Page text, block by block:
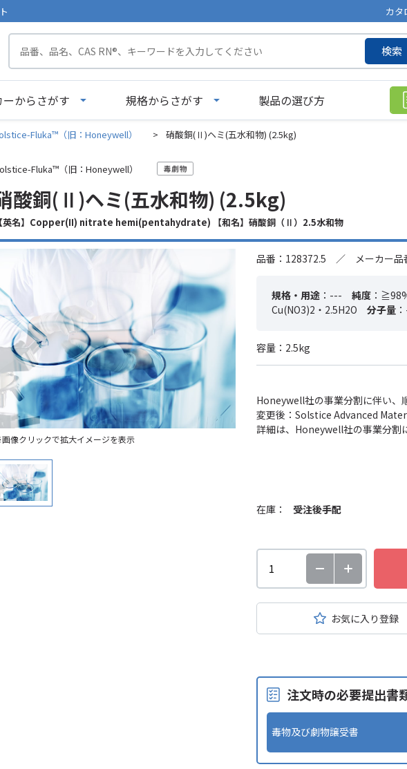
カタ
検索
ーからさがす 規格からさがす 製品の選び方
Fluka™（旧：Honeywell） > 硝酸銅(Ⅱ)ヘミ(五水和物) (2.5kg)
Fluka™（旧：Honeywell）
酸銅(Ⅱ)ヘミ(五水和物) (2.5kg)
【英名】Copper(II) nitrate hemi(pentahydrate) 【和名】硝酸銅（Ⅱ）2.5水和物
像クリックで拡大イメージを表示
品番：128372.5 ／ メーカー品
規格・用途 ：--- 純度 ：
Cu(NO3)2・2.5H2O
分子量
容量：2.5kg
Honeywell社の事業分割に伴い、
変更後：Solstice Advanced
詳細は、Honeywell社の事業分割
在庫： 受注後手配
お気に入り登録
注文時の必要提出書
毒物及び劇物譲受書